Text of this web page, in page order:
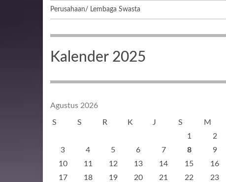
Perusahaan/ Lembaga Swasta
Kalender 2025
Agustus 2026
S S R K J S
M
1
2
3
4 5 6 7 8
9
10
11 12 13 14 15
16
17
18 19 20 21 22
23